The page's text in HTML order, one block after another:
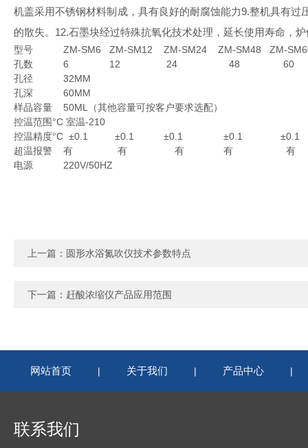
机盖采用不锈钢材料制成，具有良好的耐腐蚀能力9.整机具有
的散失。12.石墨块经过特殊抗氧化技术处理，延长使用寿命，
型号 ZM-SM6 ZM-SM12 ZM-SM24 ZM-SM48 ZM-
孔数
6 12 24 48
60
孔径
32MM
孔深
60MM
样品容量
50ML（其他容量可按客户要求选配）
控温范围°C 室温-210
控温精度°C ±0.1 ±0.1 ±0.1 ±0.1
±0.1
超温报警
有 有 有 有
有
电源
220V/50HZ
上一篇： 圆形水浴氮吹仪技术参数特点
下一篇： 赶酸浓缩仪产品应用范围
网站首页 | 关于我们 | 产品中心 |
联系我们